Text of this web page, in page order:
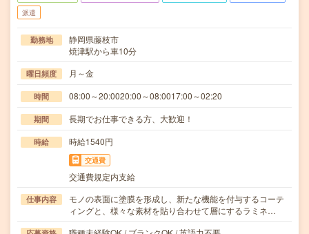
派遣
勤務地
静岡県藤枝市
焼津駅から車10分
曜日頻度 月～金
時間 08:00～20:0020:00～08:0017:00～02:20
期間 長期でお仕事できる方、大歓迎！
時給 時給1540円
交通費
交通費規定内支給
仕事内容
モノの表面に塗膜を形成し、新たな機能を付与するコーテ
ィングと、様々な素材を貼り合わせて層にするラミネ…